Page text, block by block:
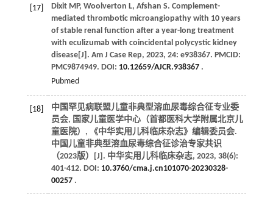
[17] Dixit MP, Woolverton L, Afshan S. Complement-
mediated thrombotic microangiopathy with 10 years
of stable renal function after a year-long treatment
with eculizumab with coincidental polycystic kidney
disease[J]. Am J Case Rep, 2023, 24: e938367. PMCID:
PMC9874949. DOI: 10.12659/AJCR.938367.
Pubmed
[18]
中国罕见病联盟儿童非典型溶血尿毒综合征专业委
员会, 国家儿童医学中心（首都医科大学附属北京儿
童医院）, 《中华实用儿科临床杂志》编辑委员会.
中国儿童非典型溶血尿毒综合征诊治专家共识
（2023版）[J]. 中华实用儿科临床杂志, 2023, 38(6):
401-412. DOI: 10.3760/cma.j.cn101070-20230328-
00257.